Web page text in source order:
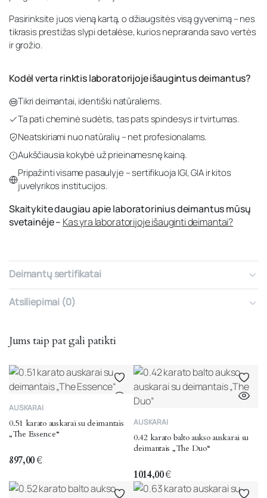
Pasirinksite juos vieną kartą, o džiaugsitės visą gyvenimą – nes
tikrasis prestižas slypi detalėse, kurios nepraranda savo vertės
ir grožio.
Kodėl verta rinktis laboratorijoje išaugintus deimantus?
Tikri deimantai, identiški natūraliems.
Ta pati cheminė sudėtis, tas pats spindesys ir tvirtumas.
Neatskiriami nuo natūralių – net profesionalams.
Aukščiausia kokybė už prieinamesnę kainą.
Pripažinti visame pasaulyje – sertifikuoja IGI, GIA ir kitos
juvelyrikos institucijos.
Skaitykite daugiau apie laboratorinius deimantus mūsų
svetainėje – Kas yra laboratorijoje išauginti deimantai?
Deimantų sertifikatai
Atsiliepimai (0)
Jums taip pat gali patikti
AUSKARAI
0.51 karato auskarai su deimantais
„The Essence“
897,00€
AUSKARAI
0.42 karato balto aukso auskarai su
deimantais „The Duo“
1014,00€